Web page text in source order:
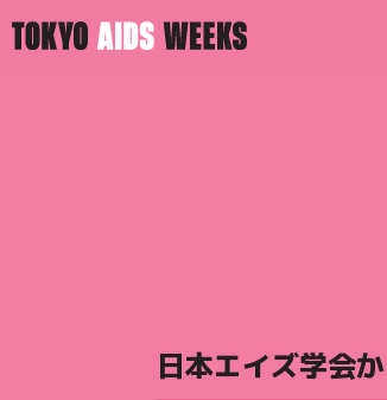
日本エイズ学会